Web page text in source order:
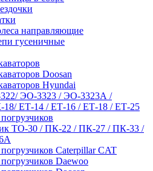
направляющие
гусеничные
Doosan
Hyundai
ЭО-3323 / ЭО-3323А /
ЕТ-14 / ЕТ-16 / ЕТ-18 / ЕТ-25
ТО-30 / ПК-22 / ПК-27 / ПК-33 /
Caterpillar CAT
Daewoo